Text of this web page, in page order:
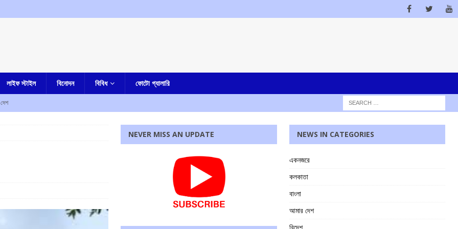
লাইফ স্টাইল বিনোদন বিবিধ ফোটো গ্যালারি
পেতে চলেছে কলকাতা হাইকোর্ট, রবীন্দ্র বিঠ্ঠলরাও ঘুগের নাম সুপারিশ করল সুপ্রিম কোর্টের কলেজিয়াম
উত্তেজনা ডোমজুর এলাকায়..
NEVER MISS AN UPDATE NEWS IN CATEGORIES
একনজরে
কলকাতা
বাংলা
আমার দেশ